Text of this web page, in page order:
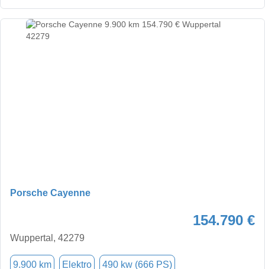
Porsche Cayenne
154.790 €
Wuppertal, 42279
9.900 km Elektro 490 kw (666 PS)